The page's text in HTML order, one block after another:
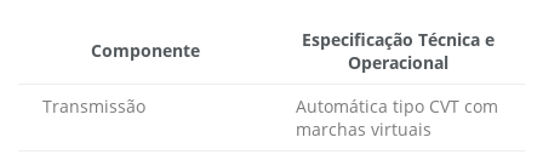
Componente
Especificação Técnica e
Operacional
Transmissão
Automática tipo CVT com
marchas virtuais